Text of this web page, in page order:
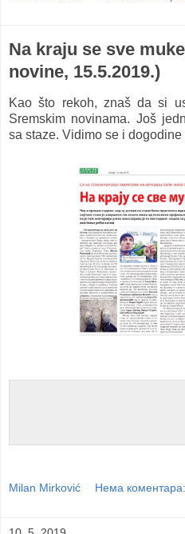
Na kraju se sve
novine, 15.5.2019.)
Kao što rekoh, znaš da si
Sremskim novinama. Još
sa staze. Vidimo se i dogodine
Milan Mirković Нема коментара: